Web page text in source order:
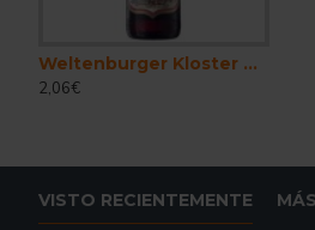
Weltenburger Kloster Barock Dunkel - Cerveza Alemana Tostada 50 cl.
2,06€
VISTO RECIENTEMENTE